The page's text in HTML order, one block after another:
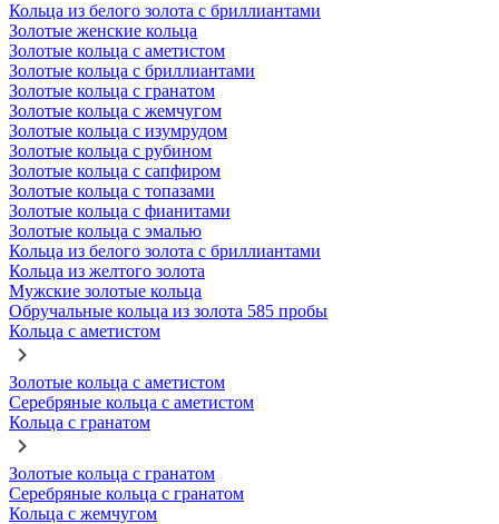
Кольца из белого золота с бриллиантами
Золотые женские кольца
Золотые кольца с аметистом
Золотые кольца с бриллиантами
Золотые кольца с гранатом
Золотые кольца с жемчугом
Золотые кольца с изумрудом
Золотые кольца с рубином
Золотые кольца с сапфиром
Золотые кольца с топазами
Золотые кольца с фианитами
Золотые кольца с эмалью
Кольца из белого золота с бриллиантами
Кольца из желтого золота
Мужские золотые кольца
Обручальные кольца из золота 585 пробы
Кольца с аметистом
Золотые кольца с аметистом
Серебряные кольца с аметистом
Кольца с гранатом
Золотые кольца с гранатом
Серебряные кольца с гранатом
Кольца с жемчугом